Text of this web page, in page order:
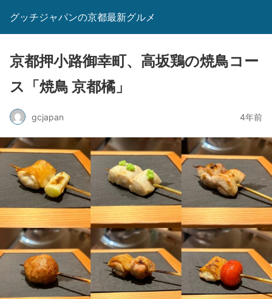
グッチジャパンの京都最新グルメ
京都押小路御幸町、高坂鶏の焼鳥コー
ス「焼鳥 京都橘」
gcjapan 4年前